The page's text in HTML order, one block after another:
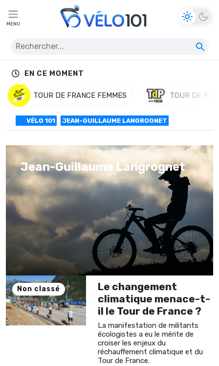
MENU
EN CE MOMENT
TOUR DE FRANCE FEMMES TOUR DE
VÉLO 101 JEAN-GUILLAUME LANGROGNET
Jean-Guillaume Langrognet
Non classé
Le changement
climatique menace-t-
il le Tour de France ?
La manifestation de militants
écologistes a eu le mérite de
croiser les enjeux du
réchauffement climatique et du
Tour de France.